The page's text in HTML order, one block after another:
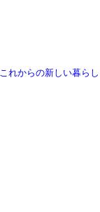
れからの新しい暮らし